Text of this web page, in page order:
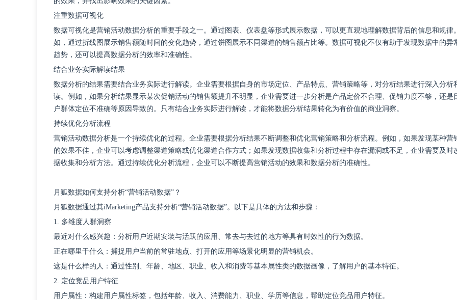
注重数据可视化
数据可视化是营销活动数据分析的重要手段之一。通过图表、仪表盘等形式展示数据，可以更直观地理解数据背后的信息和规律
如，通过折线图展示销售额随时间的变化趋势，通过饼图展示不同渠道的销售额占比等。数据可视化不仅有助于发现数据中的异
趋势，还可以提高数据分析的效率和准确性。
结合业务实际解读结果
数据分析的结果需要结合业务实际进行解读。企业需要根据自身的市场定位、产品特点、营销策略等，对分析结果进行深入分析
读。例如，如果分析结果显示某次促销活动的销售额提升不明显，企业需要进一步分析是产品定价不合理、促销力度不够，还是
户群体定位不准确等原因导致的。只有结合业务实际进行解读，才能将数据分析结果转化为有价值的商业洞察。
持续优化分析流程
营销活动数据分析是一个持续优化的过程。企业需要根据分析结果不断调整和优化营销策略和分析流程。例如，如果发现某种营
的效果不佳，企业可以考虑调整渠道策略或优化渠道合作方式；如果发现数据收集和分析过程中存在漏洞或不足，企业需要及时
据收集和分析方法。通过持续优化分析流程，企业可以不断提高营销活动的效果和数据分析的准确性。
月狐数据如何支持分析“营销活动数据”？
月狐数据通过其iMarketing产品支持分析“营销活动数据”。以下是具体的方法和步骤：
1. 多维度人群洞察
最近对什么感兴趣：分析用户近期安装与活跃的应用、常去与去过的地方等具有时效性的行为数据。
正在哪里干什么：捕捉用户当前的常驻地点、打开的应用等场景化明显的营销机会。
这是什么样的人：通过性别、年龄、地区、职业、收入和消费等基本属性类的数据画像，了解用户的基本特征。
2. 定位竞品用户特征
用户属性：构建用户属性标签，包括年龄、收入、消费能力、职业、学历等信息，帮助定位竞品用户特征。